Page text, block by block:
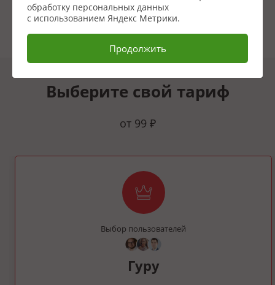
Выберите свой тариф
от 99 ₽
Выбор пользователей
Гуру
обработку персональных данных
с использованием Яндекс Метрики.
Продолжить